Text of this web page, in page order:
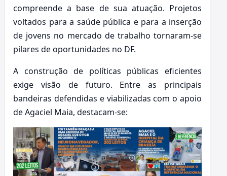
compreende a base de sua atuação. Projetos
voltados para a saúde pública e para a inserção
de jovens no mercado de trabalho tornaram-se
pilares de oportunidades no DF.
A construção de políticas públicas eficientes
exige visão de futuro. Entre as principais
bandeiras defendidas e viabilizadas com o apoio
de Agaciel Maia, destacam-se: